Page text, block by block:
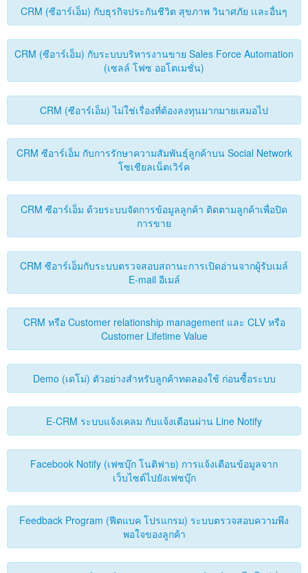
CRM (ซีอาร์เอ็ม) กับธุรกิจประกันชีวิต สุขภาพ วินาศภัย เเละอื่นๆ
CRM (ซีอาร์เอ็ม) กับระบบบริหารงานขาย Sales Force Automation
(เซลล์ โฟซ ออโตเมชั่น)
CRM (ซีอาร์เอ็ม) ไม่ใช่เรื่องที่ต้องลงทุนมากมายเสมอไป
CRM ซีอาร์เอ็ม กับการรักษาความสัมพันธุ์ลูกค้าบน Social Network
โซเชียลเน็ตเวิร์ค
CRM ซีอาร์เอ็ม ด้วยระบบจัดการข้อมูลลูกค้า ติดตามลูกค้าเพื่อปิด
การขาย
CRM ซีอาร์เอ็มกับระบบตรวจสอบสถานะการเปิดอ่านจากผู้รับเมล์
E-mail อีเมล์
CRM หรือ Customer relationship management และ CLV หรือ
Customer Lifetime Value
Demo (เดโม่) ตัวอย่างสำหรับลูกค้าทดลองใช้ ก่อนซื้อระบบ
E-CRM ระบบแจ้งเคลม กับแจ้งเตือนผ่าน Line Notify
Facebook Notify (เฟซบุ๊ก โนติฟาย) การแจ้งเตือนข้อมูลจาก
เว็บไซต์ไปยังเฟซบุ๊ก
Feedback Program (ฟีตแบค โปรแกรม) ระบบตรวจสอบความพึง
พอใจของลูกค้า